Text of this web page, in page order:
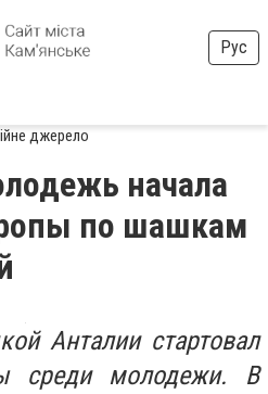
Рус
джерело
начала
по шашкам
Анталии стартовал
среди молодежи. В